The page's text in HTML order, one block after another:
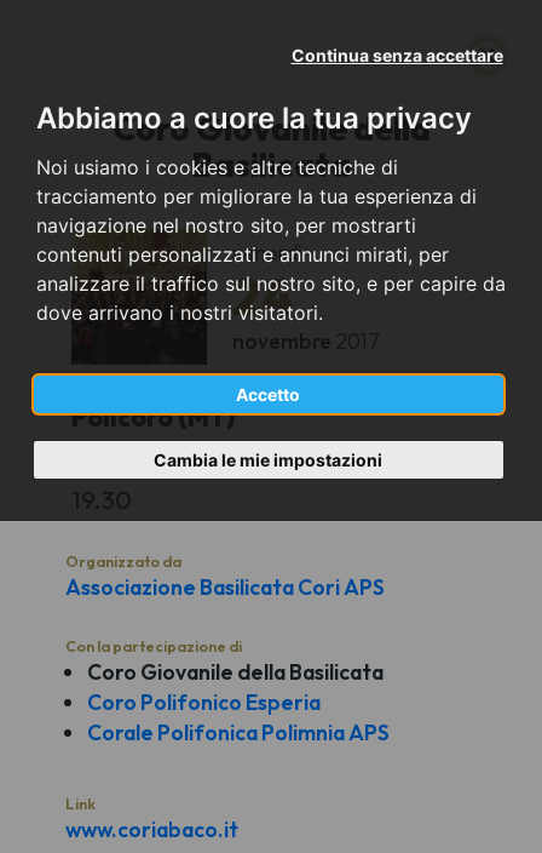
Abbiamo a cuore la tua privacy
Noi usiamo i cookies e altre tecniche di
tracciamento per migliorare la tua esperienza di
navigazione nel nostro sito, per mostrarti
contenuti personalizzati e annunci mirati, per
analizzare il traffico sul nostro sito, e per capire da
dove arrivano i nostri visitatori.
Accetto
Continua senza accettare
Cambia le mie impostazioni
Coro Giovanile della
Basilicata
venerdì
24
novembre 2017
Policoro (MT)
Auditorium IIS Enrico Fermi
19.30
Organizzato da
Associazione Basilicata Cori APS
Con la partecipazione di
Coro Giovanile della Basilicata
Coro Polifonico Esperia
Corale Polifonica Polimnia APS
Link
www.coriabaco.it